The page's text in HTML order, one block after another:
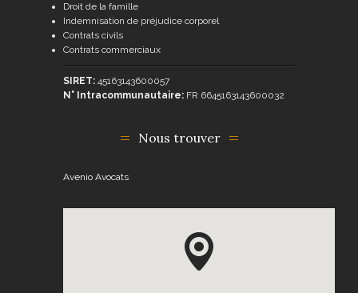
Droit de la famille
Indemnisation de préjudice corporel
Contrats civils
Contrats commerciaux
SIRET: 45163143600057
N° Intracommunautaire: FR 6645163143600032
Nous trouver
Avenio Avocats